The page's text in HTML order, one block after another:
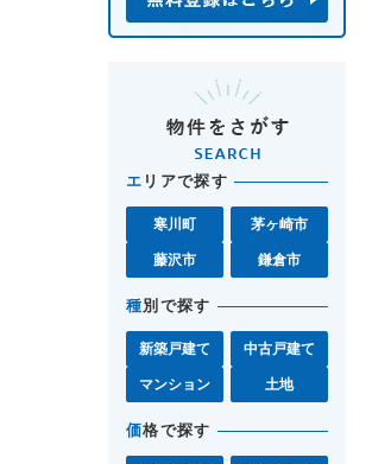
エ リアで探す
寒川町 茅ヶ崎市
藤沢市 鎌倉市
種別で探す
新築戸建て 中古戸建て
マンション 土地
価格で探す